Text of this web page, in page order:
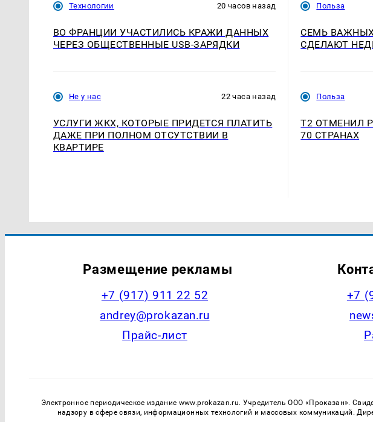
Технологии 20 часов назад
ВО ФРАНЦИИ УЧАСТИЛИСЬ КРАЖИ ДАННЫХ
ЧЕРЕЗ ОБЩЕСТВЕННЫЕ USB-ЗАРЯДКИ
Не у нас 22 часа назад
УСЛУГИ ЖКХ, КОТОРЫЕ ПРИДЕТСЯ ПЛАТИТЬ
ДАЖЕ ПРИ ПОЛНОМ ОТСУТСТВИИ В
КВАРТИРЕ
Польза
СЕМЬ
СДЕЛАЮТ
Польза
Т2 ОТМЕНИЛ
70 СТРАНАХ
Размещение рекламы
+7 (917) 911 22 52
andrey@prokazan.ru
Прайс-лист
+7
Электронное периодическое издание www.prokazan.ru. Учредитель ООО «Проказан».
надзору в сфере связи, информационных технологий и массовых коммуникаций.